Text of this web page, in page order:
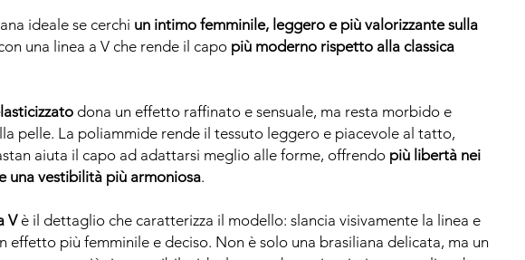
ideale se cerchi un intimo femminile, leggero e più valorizzante sulla
una linea a V che rende il capo più moderno rispetto alla classica
dona un effetto raffinato e sensuale, ma resta morbido e
pelle. La poliammide rende il tessuto leggero e piacevole al tatto,
aiuta il capo ad adattarsi meglio alle forme, offrendo più libertà nei
una vestibilità più armoniosa.
Vè il dettaglio che caratterizza il modello: slancia visivamente la linea e
effetto più femminile e deciso. Non è solo una brasiliana delicata, ma un